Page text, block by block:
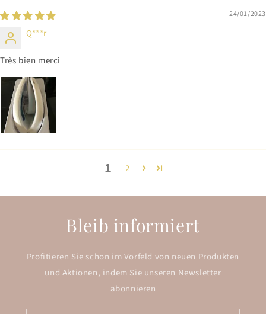
24/01/2023
Q***r
Très bien merci
1 2
Bleib informiert
Profitieren Sie schon im Vorfeld von neuen Produkten
und Aktionen, indem Sie unseren Newsletter
abonnieren